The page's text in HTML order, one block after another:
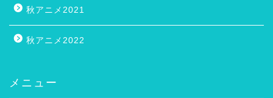
秋アニメ2021
秋アニメ2022
メニュー